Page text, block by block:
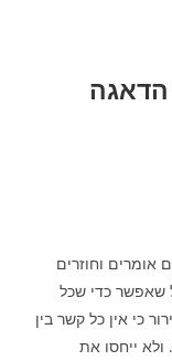
וחוזרים
שאפשר כדי שכל
כי אין כל קשר בין
ייחסו את